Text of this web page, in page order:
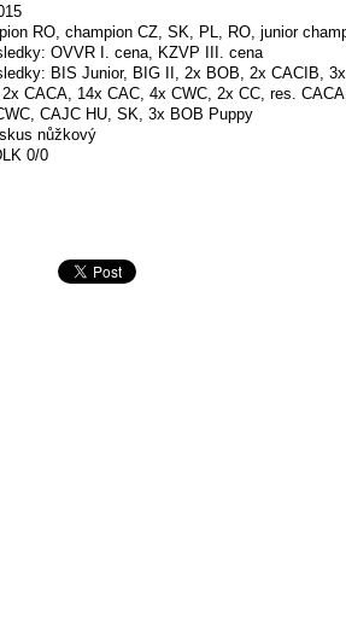
RO, champion CZ, SK, PL, RO, junior
OVVR I. cena, KZVP III. cena
BIS Junior, BIG II, 2x BOB, 2x CACIB,
CACA, 14x CAC, 4x CWC, 2x CC, res.
CAJC HU, SK, 3x BOB Puppy
nůžkový
0/0